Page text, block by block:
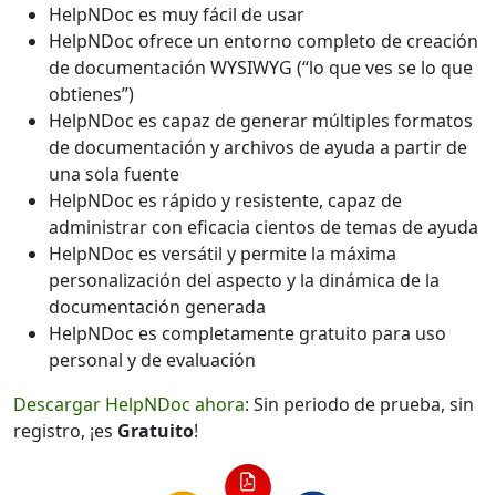
HelpNDoc es muy fácil de usar
HelpNDoc ofrece un entorno completo de creación
de documentación WYSIWYG (“lo que ves se lo que
obtienes”)
HelpNDoc es capaz de generar múltiples formatos
de documentación y archivos de ayuda a partir de
una sola fuente
HelpNDoc es rápido y resistente, capaz de
administrar con eficacia cientos de temas de ayuda
HelpNDoc es versátil y permite la máxima
personalización del aspecto y la dinámica de la
documentación generada
HelpNDoc es completamente gratuito para uso
personal y de evaluación
Descargar HelpNDoc ahora: Sin periodo de prueba, sin
registro, ¡es Gratuito!